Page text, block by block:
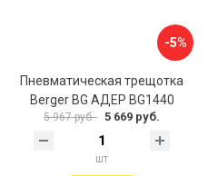
-5%
Пневматическая трещотка
Berger BG АДЕР BG1440
5 967 руб. 5 669 руб.
шт